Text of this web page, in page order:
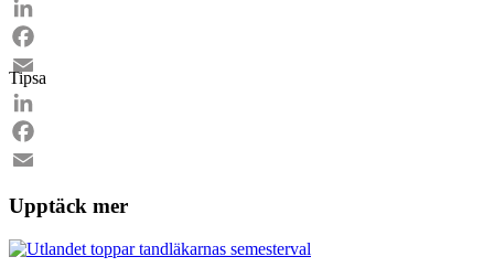
LinkedIn
Facebook
Email
Tipsa
LinkedIn
Facebook
Upptäck mer